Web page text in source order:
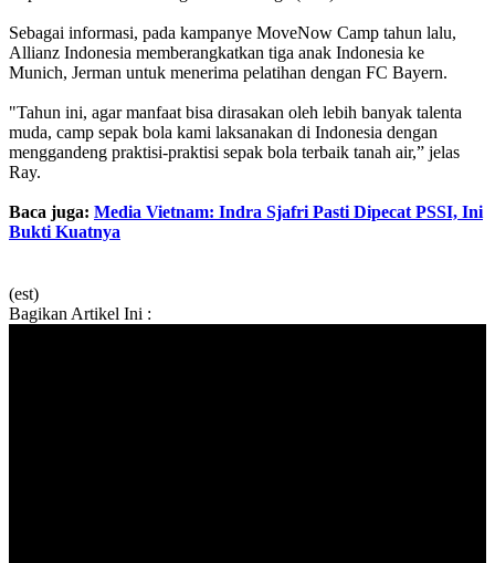
Sebagai informasi, pada kampanye MoveNow Camp tahun lalu,
Allianz Indonesia memberangkatkan tiga anak Indonesia ke
Munich, Jerman untuk menerima pelatihan dengan FC Bayern.
"Tahun ini, agar manfaat bisa dirasakan oleh lebih banyak talenta
muda, camp sepak bola kami laksanakan di Indonesia dengan
menggandeng praktisi-praktisi sepak bola terbaik tanah air,” jelas
Ray.
Baca juga: Media Vietnam: Indra Sjafri Pasti Dipecat PSSI, Ini
Bukti Kuatnya
(est)
Bagikan Artikel Ini :